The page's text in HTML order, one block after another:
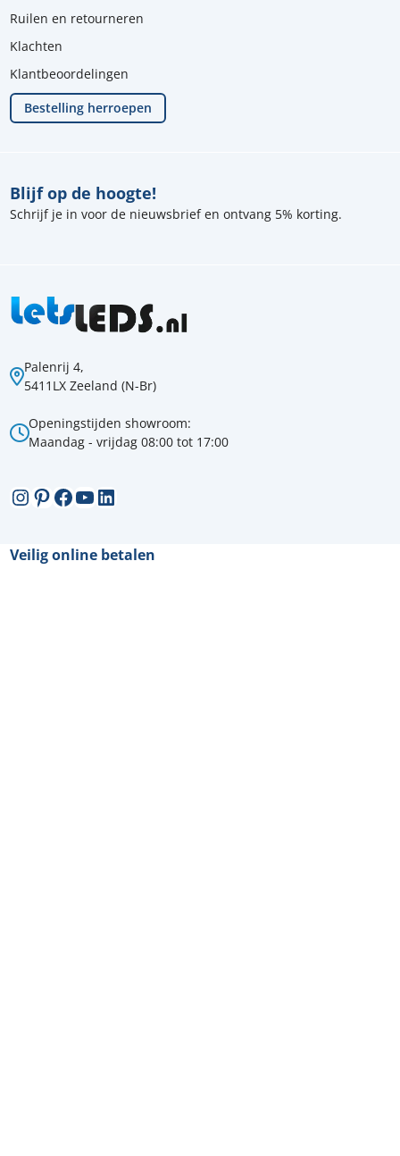
Palenrij 4,
5411LX Zeeland (N-Br)
Openingstijden showroom:
Maandag - vrijdag 08:00 tot 17:00
Instagram
Pinterest
Facebook
YouTube
LinkedIn
Blijf op de hoogte!
Schrijf je in voor de nieuwsbrief en ontvang 5% korting.
Ruilen en retourneren
Klachten
Klantbeoordelingen
Bestelling herroepen
Veilig online betalen